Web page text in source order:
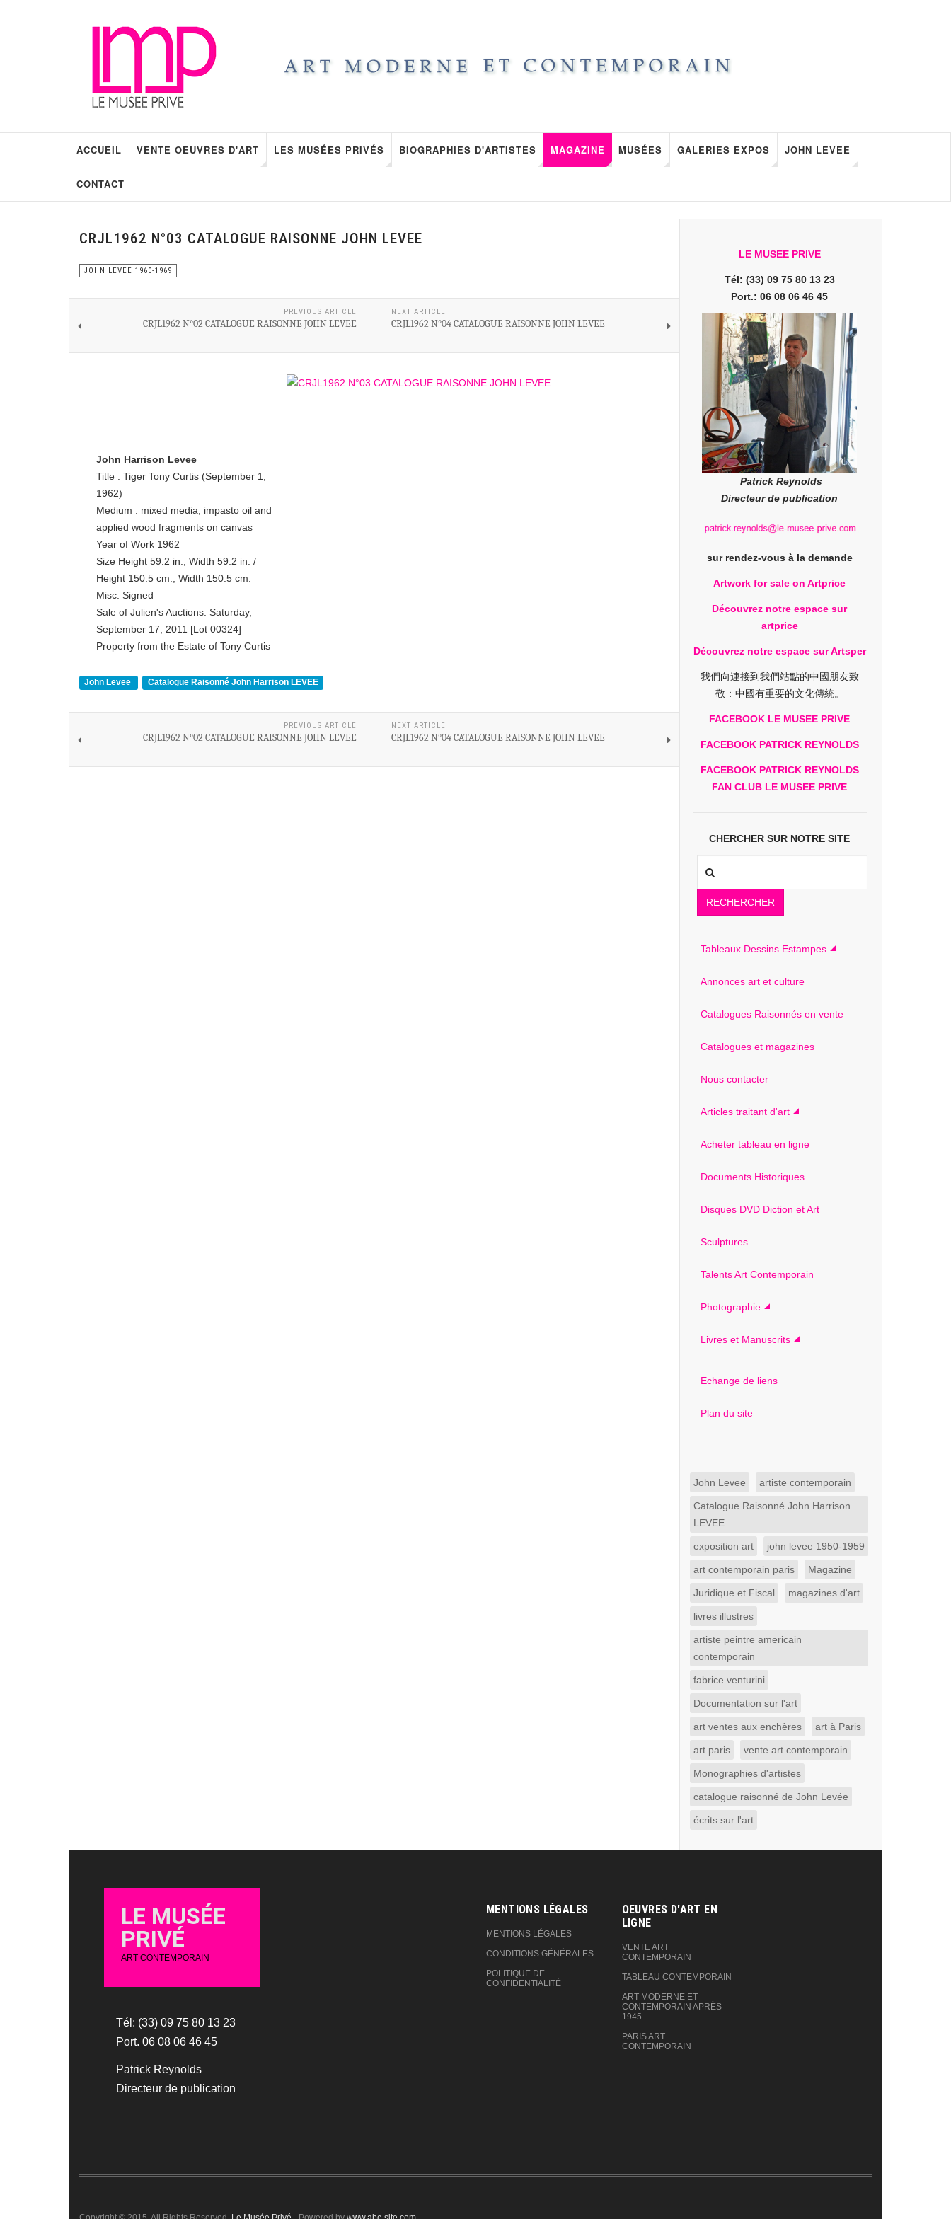
ACCUEIL VENTE OEUVRES D'ART LES MUSÉES PRIVÉS BIOGRAPHIES D'ARTISTES MAGAZINE MUSÉES GALERIES EXPOS JOHN LEVEE
CONTACT
CRJL1962 N°03 CATALOGUE RAISONNE JOHN LEVEE
JOHN LEVEE 1960-1969
PREVIOUS ARTICLE
CRJL1962 N°02 CATALOGUE RAISONNE JOHN LEVEE
NEXT ARTICLE
CRJL1962 N°04 CATALOGUE RAISONNE JOHN LEVEE
John Harrison Levee
Title : Tiger Tony Curtis (September 1,
1962)
Medium : mixed media, impasto oil and
applied wood fragments on canvas
Year of Work 1962
Size Height 59.2 in.; Width 59.2 in. /
Height 150.5 cm.; Width 150.5 cm.
Misc. Signed
Sale of Julien's Auctions: Saturday,
September 17, 2011 [Lot 00324]
Property from the Estate of Tony Curtis
John Levee Catalogue Raisonné John Harrison LEVEE
PREVIOUS ARTICLE
CRJL1962 N°02 CATALOGUE RAISONNE JOHN LEVEE
NEXT ARTICLE
CRJL1962 N°04 CATALOGUE RAISONNE JOHN LEVEE
LE MUSEE PRIVE
Tél: (33) 09 75 80 13 23
Port.: 06 08 06 46 45
Patrick Reynolds
Directeur de publication
sur rendez-vous à la demande
Artwork for sale on Artprice
Découvrez notre espace sur
artprice
Découvrez notre espace sur Artsper
我們向連接到我們站點的中國朋友致
敬：中國有重要的文化傳統。
FACEBOOK LE MUSEE PRIVE
FACEBOOK PATRICK REYNOLDS
FACEBOOK PATRICK REYNOLDS
FAN CLUB LE MUSEE PRIVE
CHERCHER SUR NOTRE SITE
RECHERCHER
Tableaux Dessins Estampes
Annonces art et culture
Catalogues Raisonnés en vente
Catalogues et magazines
Nous contacter
Articles traitant d'art
Acheter tableau en ligne
Documents Historiques
Disques DVD Diction et Art
Sculptures
Talents Art Contemporain
Photographie
Livres et Manuscrits
Echange de liens
Plan du site
John Levee artiste contemporain
Catalogue Raisonné John Harrison
LEVEE
exposition art john levee 1950-1959
art contemporain paris Magazine
Juridique et Fiscal magazines d'art
livres illustres
artiste peintre americain
contemporain
fabrice venturini
Documentation sur l'art
art ventes aux enchères art à Paris
art paris vente art contemporain
Monographies d'artistes
catalogue raisonné de John Levée
écrits sur l'art
LE MUSÉE
PRIVÉ
ART CONTEMPORAIN
Tél: (33) 09 75 80 13 23
Port. 06 08 06 46 45
Patrick Reynolds
Directeur de publication
MENTIONS LÉGALES
MENTIONS LÉGALES
CONDITIONS GÉNÉRALES
POLITIQUE DE
CONFIDENTIALITÉ
OEUVRES D'ART EN
LIGNE‎
VENTE ART
CONTEMPORAIN
TABLEAU CONTEMPORAIN
ART MODERNE ET
CONTEMPORAIN APRÈS
1945
PARIS ART
CONTEMPORAIN